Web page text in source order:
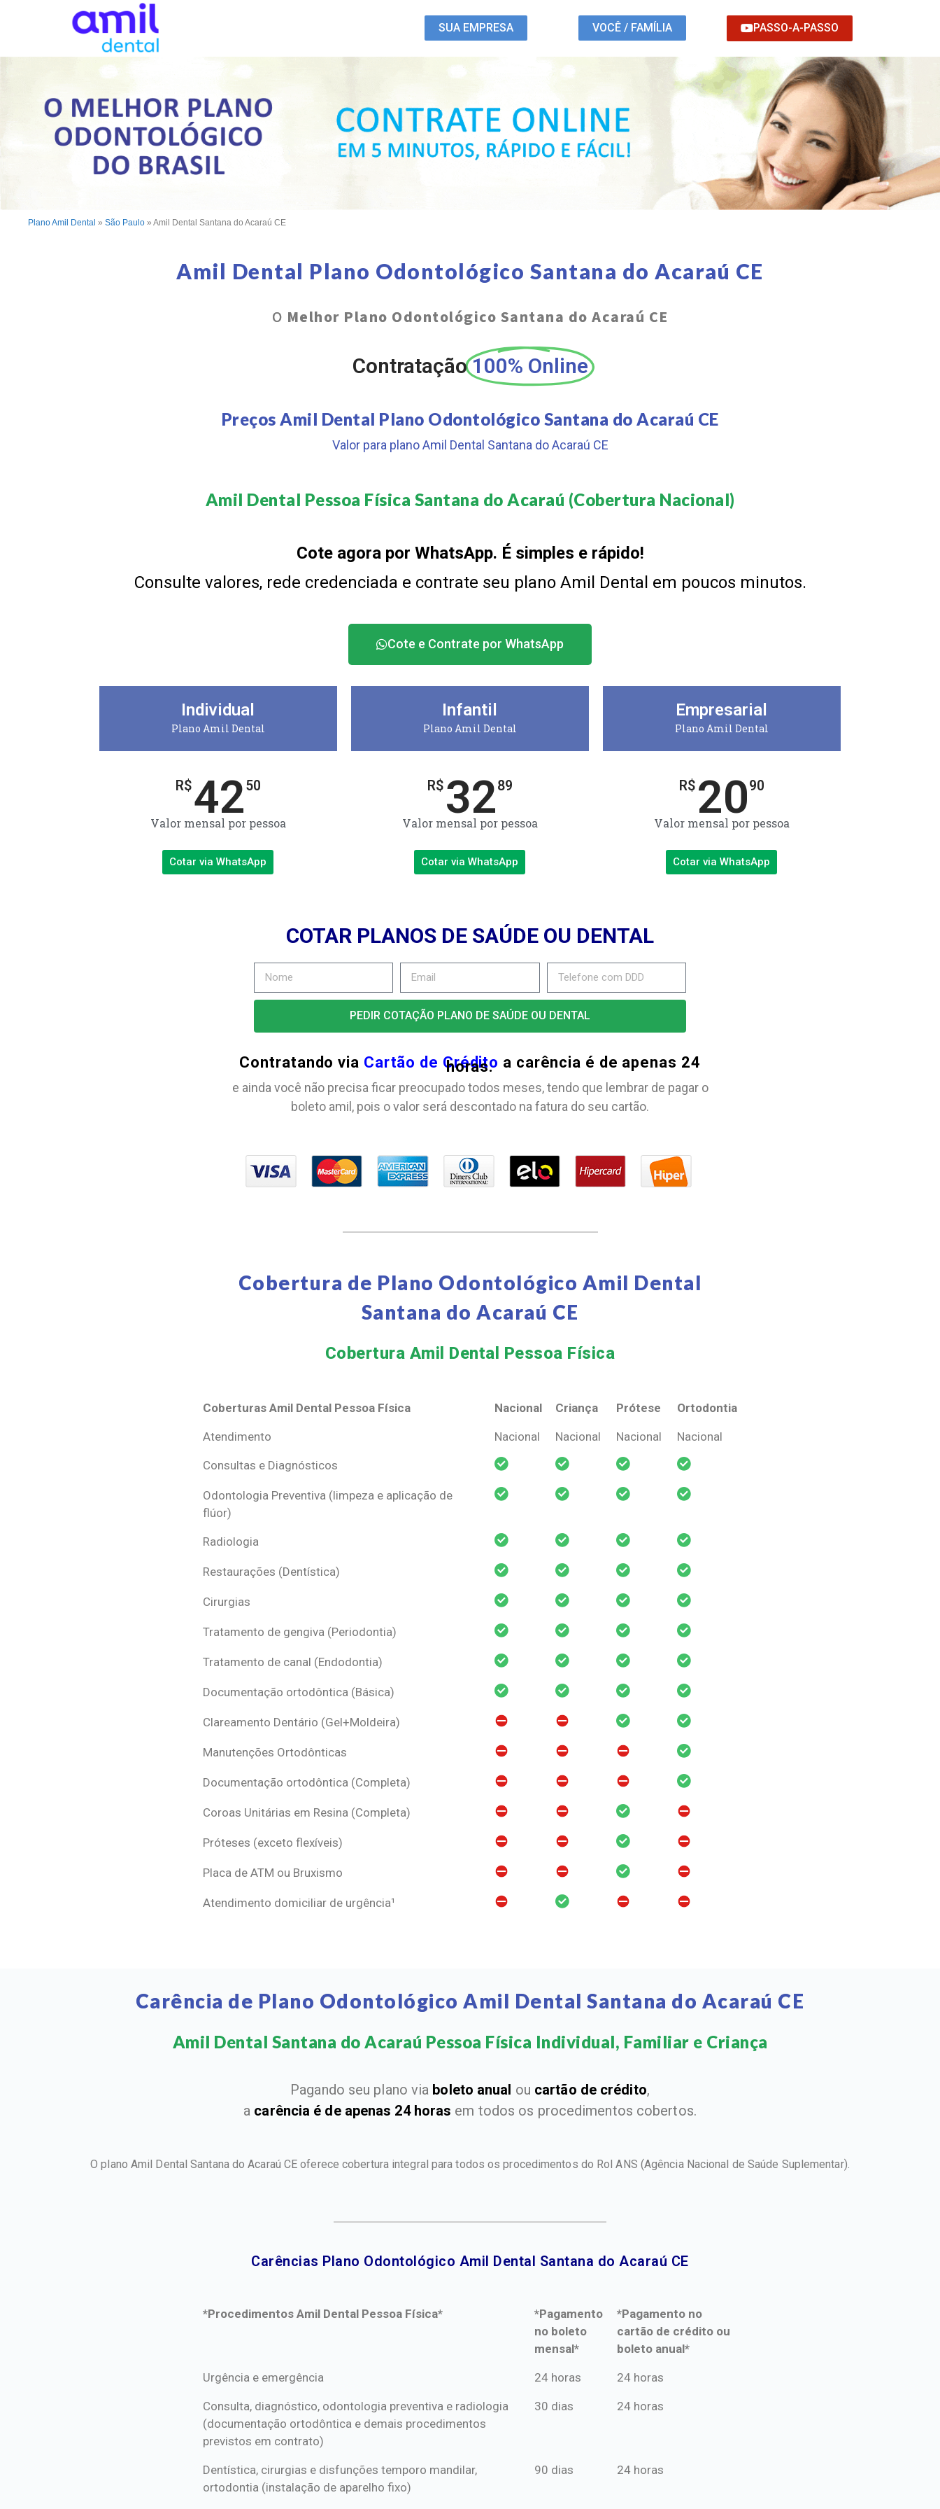
SUA EMPRESA VOCÊ / FAMÍLIA PASSO-A-PASSO
Plano Amil Dental » São Paulo » Amil Dental Santana do Acaraú CE
Amil Dental Plano Odontológico Santana do Acaraú CE
O Melhor Plano Odontológico Santana do Acaraú CE
Contratação 100% Online
Preços Amil Dental Plano Odontológico Santana do Acaraú CE
Valor para plano Amil Dental Santana do Acaraú CE
Amil Dental Pessoa Física Santana do Acaraú (Cobertura Nacional)​
Cote agora por WhatsApp. É simples e rápido!
Consulte valores, rede credenciada e contrate seu plano Amil Dental em poucos minutos.
Cote e Contrate por WhatsApp
Individual
Plano Amil Dental
R$4250
Valor mensal por pessoa
Cotar via WhatsApp
Infantil
Plano Amil Dental
R$ 3289
Valor mensal por pessoa
Cotar via WhatsApp
Empresarial
Plano Amil Dental
R$ 2090
Valor mensal por pessoa
Cotar via WhatsApp
COTAR PLANOS DE SAÚDE OU DENTAL
PEDIR COTAÇÃO PLANO DE SAÚDE OU DENTAL
Contratando via Cartão de Crédito a carência é de apenas 24
horas.
e ainda você não precisa ficar preocupado todos meses, tendo que lembrar de pagar o
boleto amil, pois o valor será descontado na fatura do seu cartão.
Cobertura de Plano Odontológico Amil Dental
Santana do Acaraú CE
Cobertura Amil Dental Pessoa Física​
Coberturas Amil Dental Pessoa Física Nacional Criança Prótese
Ortodontia
Coberturas Amil Dental Pessoa Física
Nacional Criança Prótese Ortodontia
Atendimento Nacional Nacional Nacional Nacional
Consultas e Diagnósticos
Odontologia Preventiva (limpeza e aplicação de
flúor)
Radiologia
Restaurações (Dentística)
Cirurgias
Tratamento de gengiva (Periodontia)
Tratamento de canal (Endodontia)
Documentação ortodôntica (Básica)
Clareamento Dentário (Gel+Moldeira)
Manutenções Ortodônticas
Documentação ortodôntica (Completa)
Coroas Unitárias em Resina (Completa)
Próteses (exceto flexíveis)
Placa de ATM ou Bruxismo
Atendimento domiciliar de urgência¹
Carência de Plano Odontológico Amil Dental Santana do Acaraú CE
Amil Dental Santana do Acaraú Pessoa Física Individual, Familiar e Criança​
Pagando seu plano via boleto anual ou cartão de crédito,
a carência é de apenas 24 horas em todos os procedimentos cobertos.
O plano Amil Dental Santana do Acaraú CE oferece cobertura integral para todos os procedimentos do Rol ANS (Agência Nacional de Saúde Suplementar).
Carências Plano Odontológico Amil Dental Santana do Acaraú CE​
*Procedimentos Amil Dental Pessoa Física*
*Pagamento
no boleto
mensal*
*Pagamento no
cartão de crédito ou
boleto anual*
*Procedimentos Amil Dental Pessoa Física*
*Pagamento
mensal*
*Pagamento no
boleto anual*
Urgência e emergência 24 horas 24 horas
Consulta, diagnóstico, odontologia preventiva e radiologia
(documentação ortodôntica e demais procedimentos
previstos em contrato)
30 dias 24 horas
Dentística, cirurgias e disfunções temporo mandilar,
ortodontia (instalação de aparelho fixo)
90 dias 24 horas